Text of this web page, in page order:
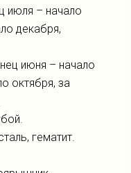
июля – начало
декабря,
июня – начало
октября, за
гематит.